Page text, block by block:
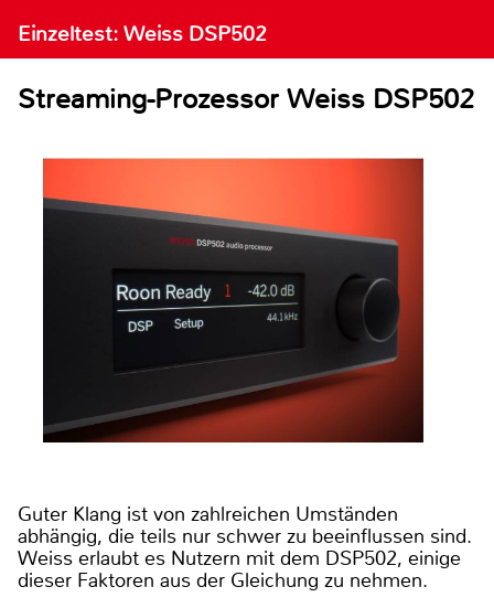
Einzeltest: Weiss DSP502
Streaming-Prozessor Weiss DSP502
Guter Klang ist von zahlreichen Umständen
abhängig, die teils nur schwer zu beeinflussen sind.
Weiss erlaubt es Nutzern mit dem DSP502, einige
dieser Faktoren aus der Gleichung zu nehmen.